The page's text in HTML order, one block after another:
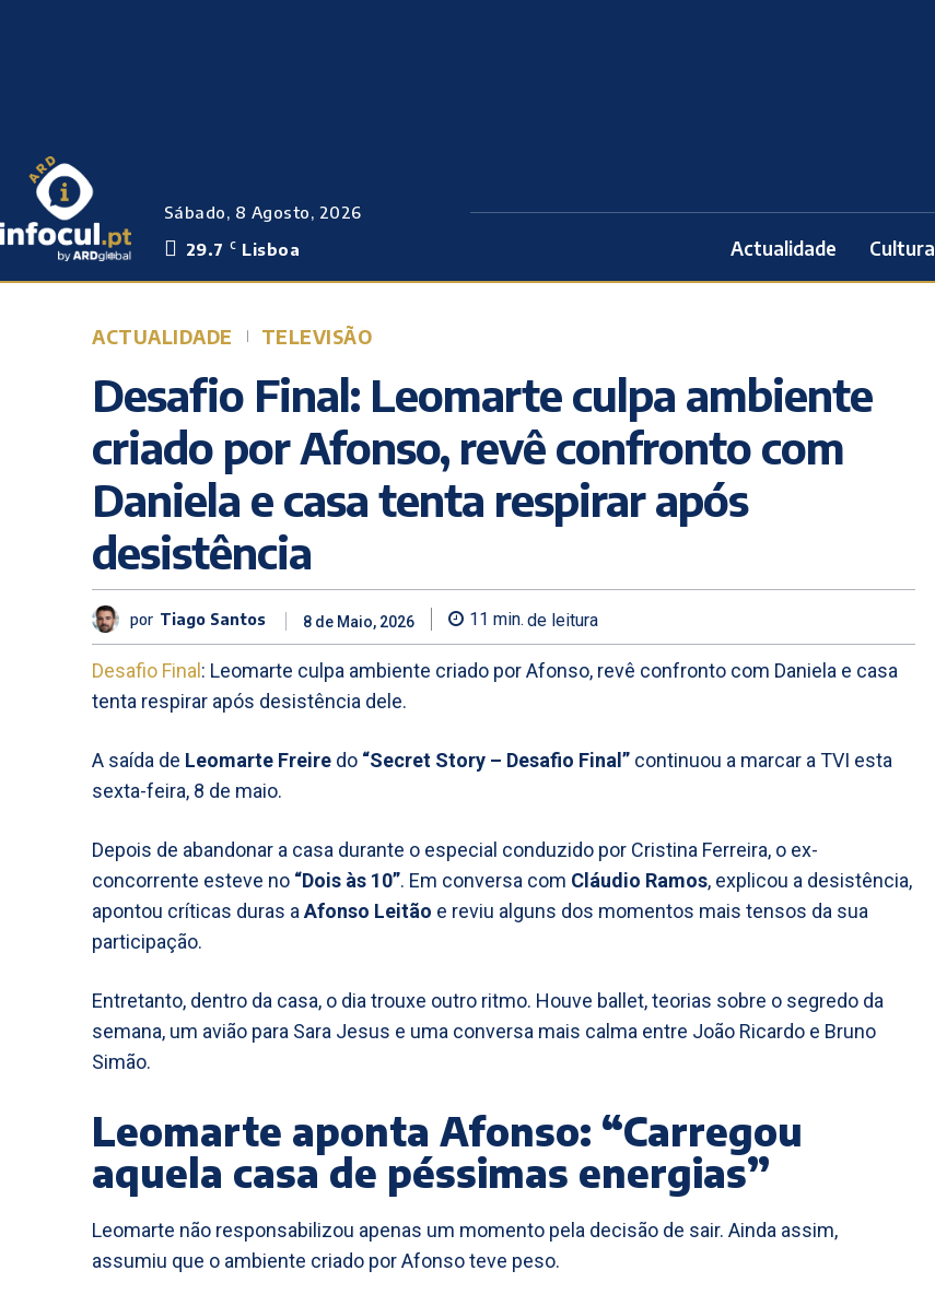
Sábado, 8 Agosto, 2026
29.7
C Lisboa Actualidade Cultura
ACTUALIDADE TELEVISÃO
Desafio Final: Leomarte culpa ambiente
criado por Afonso, revê confronto com
Daniela e casa tenta respirar após
desistência
por Tiago Santos 8 de Maio, 2026 11 min. de leitura
Desafio Final : Leomarte culpa ambiente criado por Afonso, revê confronto com Daniela e casa
tenta respirar após desistência dele.
A saída de Leomarte Freire do “Secret Story – Desafio Final” continuou a marcar a TVI esta
sexta-feira, 8 de maio.
Depois de abandonar a casa durante o especial conduzido por Cristina Ferreira, o ex-
concorrente esteve no “Dois às 10”. Em conversa com Cláudio Ramos, explicou a desistência,
apontou críticas duras a Afonso Leitão e reviu alguns dos momentos mais tensos da sua
participação.
Entretanto, dentro da casa, o dia trouxe outro ritmo. Houve ballet, teorias sobre o segredo da
semana, um avião para Sara Jesus e uma conversa mais calma entre João Ricardo e Bruno
Simão.
Leomarte aponta Afonso: “Carregou
aquela casa de péssimas energias”
Leomarte não responsabilizou apenas um momento pela decisão de sair. Ainda assim,
assumiu que o ambiente criado por Afonso teve peso.